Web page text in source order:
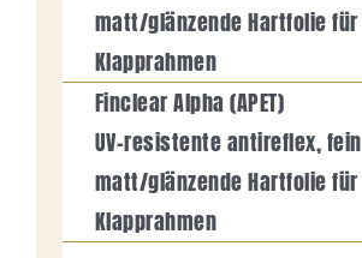
matt/glänzende Hartfolie für
Klapprahmen
Finclear Alpha (APET)
UV-resistente antireflex, fein
matt/glänzende Hartfolie für
Klapprahmen